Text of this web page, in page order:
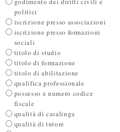
politici
iscrizione presso associazioni
iscrizione presso formazioni
sociali
titolo di studio
titolo di formazione
titolo di abilitazione
qualifica professionale
possesso e numero codice
fiscale
qualità di casalinga
qualità di tutore